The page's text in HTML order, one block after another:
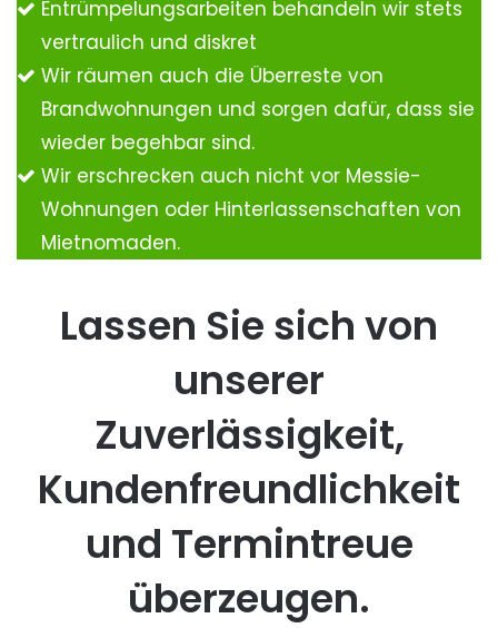
Entrümpelungsarbeiten behandeln wir stets
vertraulich und diskret
Wir räumen auch die Überreste von
Brandwohnungen und sorgen dafür, dass sie
wieder begehbar sind.
Wir erschrecken auch nicht vor Messie-
Wohnungen oder Hinterlassenschaften von
Mietnomaden.
Lassen Sie sich von
unserer
Zuverlässigkeit,
Kundenfreundlichkeit
und Termintreue
überzeugen.